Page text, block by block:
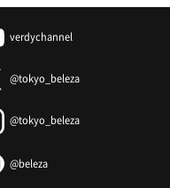
verdychannel
@tokyo_beleza
@tokyo_beleza
@beleza